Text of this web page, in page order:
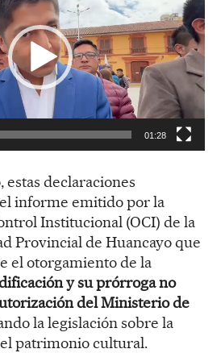
01:28
estas declaraciones
informe emitido por la
Institucional (OCI) de la
Provincial de Huancayo que
el otorgamiento de la
y su prórroga no
del Ministerio de
la legislación sobre la
patrimonio cultural.